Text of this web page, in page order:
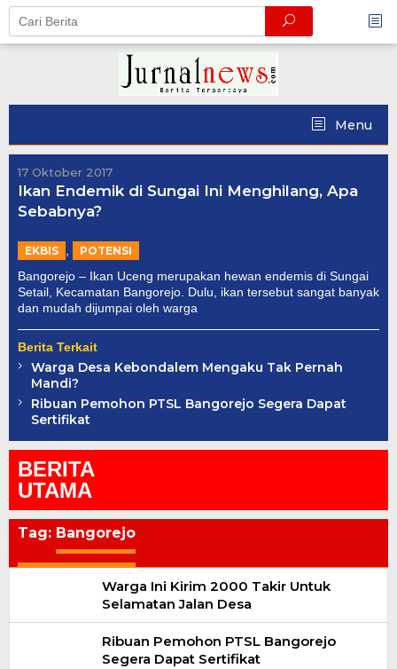
Skip
content
Menu
17 Oktober 2017
Ikan Endemik di Sungai Ini Menghilang, Apa
Sebabnya?
EKBIS , POTENSI
Bangorejo – Ikan Uceng merupakan hewan endemis di Sungai
Setail, Kecamatan Bangorejo. Dulu, ikan tersebut sangat banyak
dan mudah dijumpai oleh warga
Berita Terkait
Warga Desa Kebondalem Mengaku Tak Pernah
Mandi?
Ribuan Pemohon PTSL Bangorejo Segera Dapat
Sertifikat
BERITA
UTAMA
Tag: Bangorejo
Warga Ini Kirim 2000 Takir Untuk
Selamatan Jalan Desa
Ribuan Pemohon PTSL Bangorejo
Segera Dapat Sertifikat